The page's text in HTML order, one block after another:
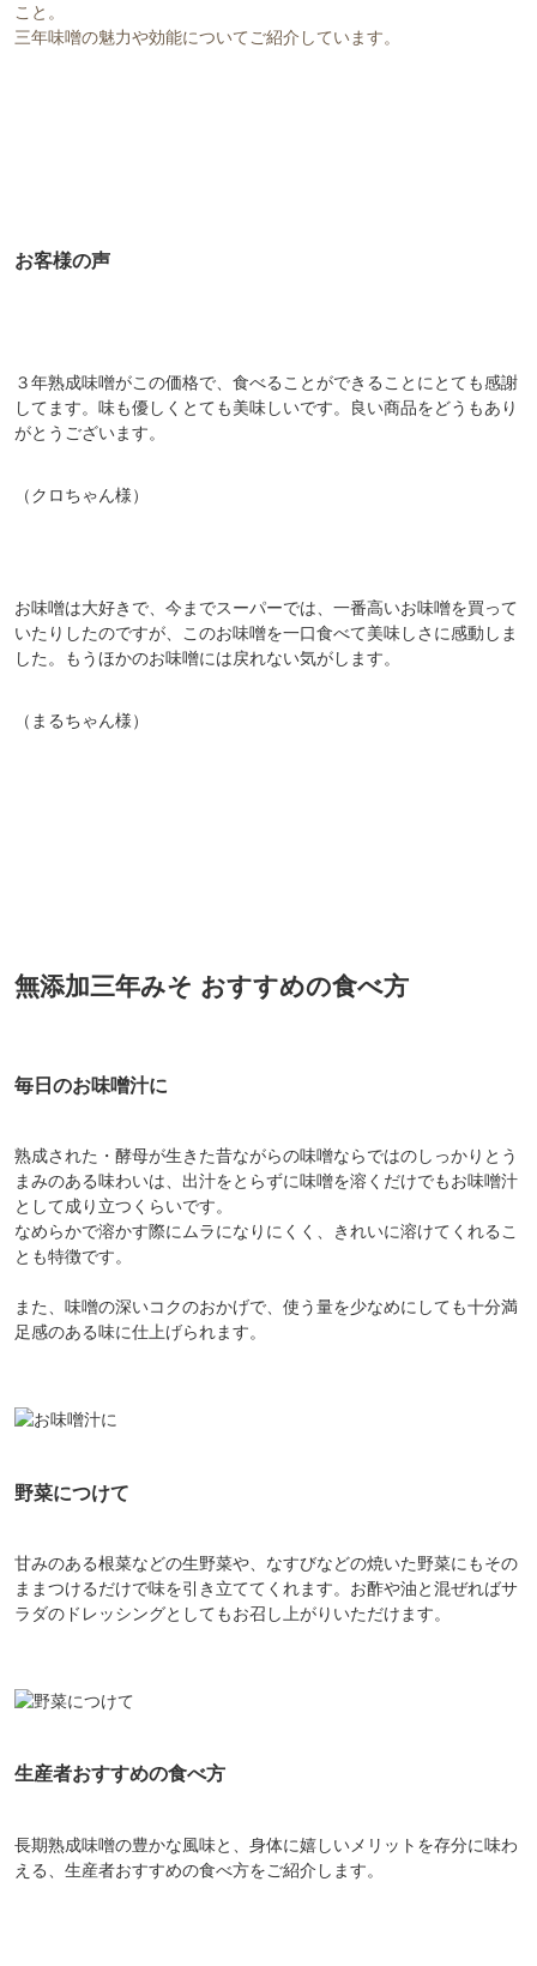
こと。
三年味噌の魅力や効能についてご紹介しています。
お客様の声
３年熟成味噌がこの価格で、食べることができることにとても感謝
してます。味も優しくとても美味しいです。良い商品をどうもあり
がとうございます。
（クロちゃん様）
お味噌は大好きで、今までスーパーでは、一番高いお味噌を買って
いたりしたのですが、このお味噌を一口食べて美味しさに感動しま
した。もうほかのお味噌には戻れない気がします。
（まるちゃん様）
無添加三年みそ おすすめの食べ方
毎日のお味噌汁に
熟成された・酵母が生きた昔ながらの味噌ならではのしっかりとう
まみのある味わいは、出汁をとらずに味噌を溶くだけでもお味噌汁
として成り立つくらいです。
なめらかで溶かす際にムラになりにくく、きれいに溶けてくれるこ
とも特徴です。
また、味噌の深いコクのおかげで、使う量を少なめにしても十分満
足感のある味に仕上げられます。
野菜につけて
甘みのある根菜などの生野菜や、なすびなどの焼いた野菜にもその
ままつけるだけで味を引き立ててくれます。お酢や油と混ぜればサ
ラダのドレッシングとしてもお召し上がりいただけます。
生産者おすすめの食べ方
長期熟成味噌の豊かな風味と、身体に嬉しいメリットを存分に味わ
える、生産者おすすめの食べ方をご紹介します。
新規会員様限定